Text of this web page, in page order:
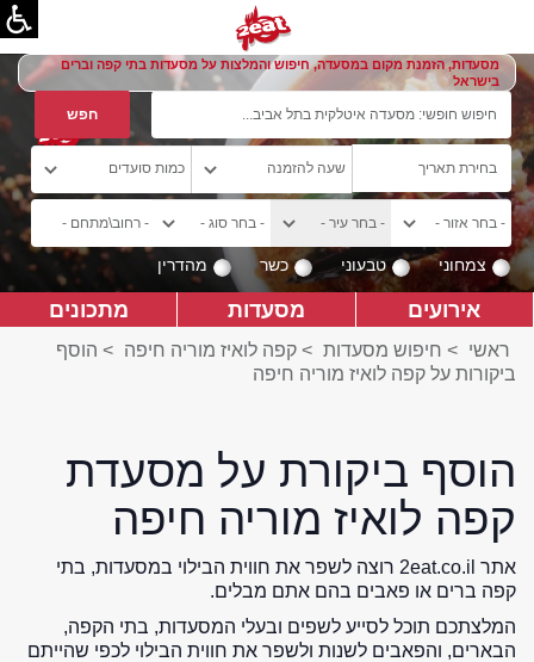
מסעדות, הזמנת מקום במסעדה, חיפוש והמלצות על מסעדות בתי קפה וברים
בישראל
צמחוני טבעוני כשר מהדרין
אירועים מסעדות מתכונים
ראשי > חיפוש מסעדות > קפה לואיז מוריה חיפה > הוסף
ביקורות על קפה לואיז מוריה חיפה
הוסף ביקורת על מסעדת
קפה לואיז מוריה חיפה
אתר 2eat.co.il רוצה לשפר את חווית הבילוי במסעדות, בתי
קפה ברים או פאבים בהם אתם מבלים.
המלצתכם תוכל לסייע לשפים ובעלי המסעדות, בתי הקפה,
הבארים, והפאבים לשנות ולשפר את חווית הבילוי לכפי שהייתם